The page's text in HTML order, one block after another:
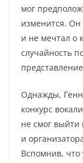
мог
изменится.
и не мечтал о
случайность
Однажды,
конкурс
не смог выйти
и
Вспомнив, что